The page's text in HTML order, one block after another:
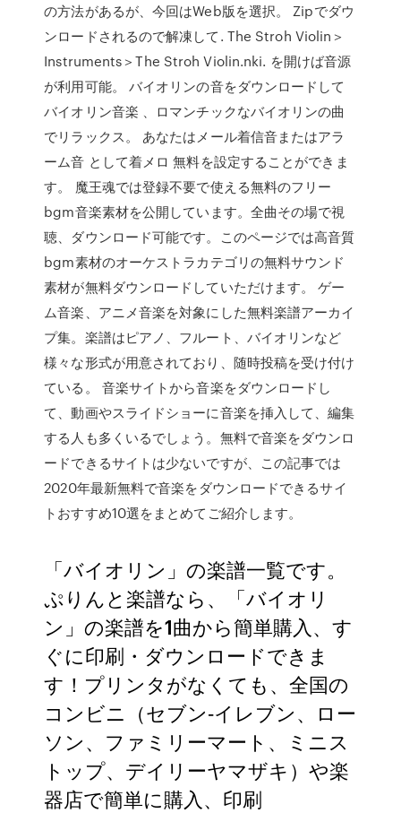
の方法があるが、今回はWeb版を選択。 Zipでダウ
ンロードされるので解凍して. The Stroh Violin＞
Instruments＞The Stroh Violin.nki. を開けば音源
が利用可能。 バイオリンの音をダウンロードして
バイオリン音楽 、ロマンチックなバイオリンの曲
でリラックス。 あなたはメール着信音またはアラ
ーム音 として着メロ 無料を設定することができま
す。 魔王魂では登録不要で使える無料のフリー
bgm音楽素材を公開しています。全曲その場で視
聴、ダウンロード可能です。このページでは高音質
bgm素材のオーケストラカテゴリの無料サウンド
素材が無料ダウンロードしていただけます。 ゲー
ム音楽、アニメ音楽を対象にした無料楽譜アーカイ
プ集。楽譜はピアノ、フルート、バイオリンなど
様々な形式が用意されており、随時投稿を受け付け
ている。 音楽サイトから音楽をダウンロードし
て、動画やスライドショーに音楽を挿入して、編集
する人も多くいるでしょう。無料で音楽をダウンロ
ードできるサイトは少ないですが、この記事では
2020年最新無料で音楽をダウンロードできるサイ
トおすすめ10選をまとめてご紹介します。
「バイオリン」の楽譜一覧です。
ぷりんと楽譜なら、「バイオリ
ン」の楽譜を1曲から簡単購入、す
ぐに印刷・ダウンロードできま
す！プリンタがなくても、全国の
コンビニ（セブン‐イレブン、ロー
ソン、ファミリーマート、ミニス
トップ、デイリーヤマザキ）や楽
器店で簡単に購入、印刷